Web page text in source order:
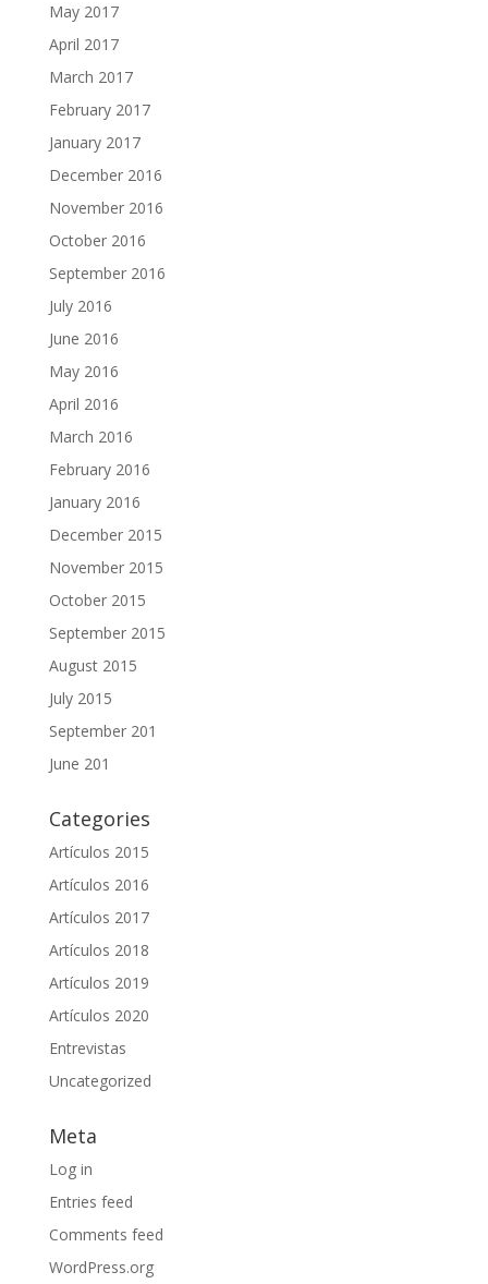
May 2017
April 2017
March 2017
February 2017
January 2017
December 2016
November 2016
October 2016
September 2016
July 2016
June 2016
May 2016
April 2016
March 2016
February 2016
January 2016
December 2015
November 2015
October 2015
September 2015
August 2015
July 2015
September 201
June 201
Categories
Artículos 2015
Artículos 2016
Artículos 2017
Artículos 2018
Artículos 2019
Artículos 2020
Entrevistas
Uncategorized
Meta
Log in
Entries feed
Comments feed
WordPress.org